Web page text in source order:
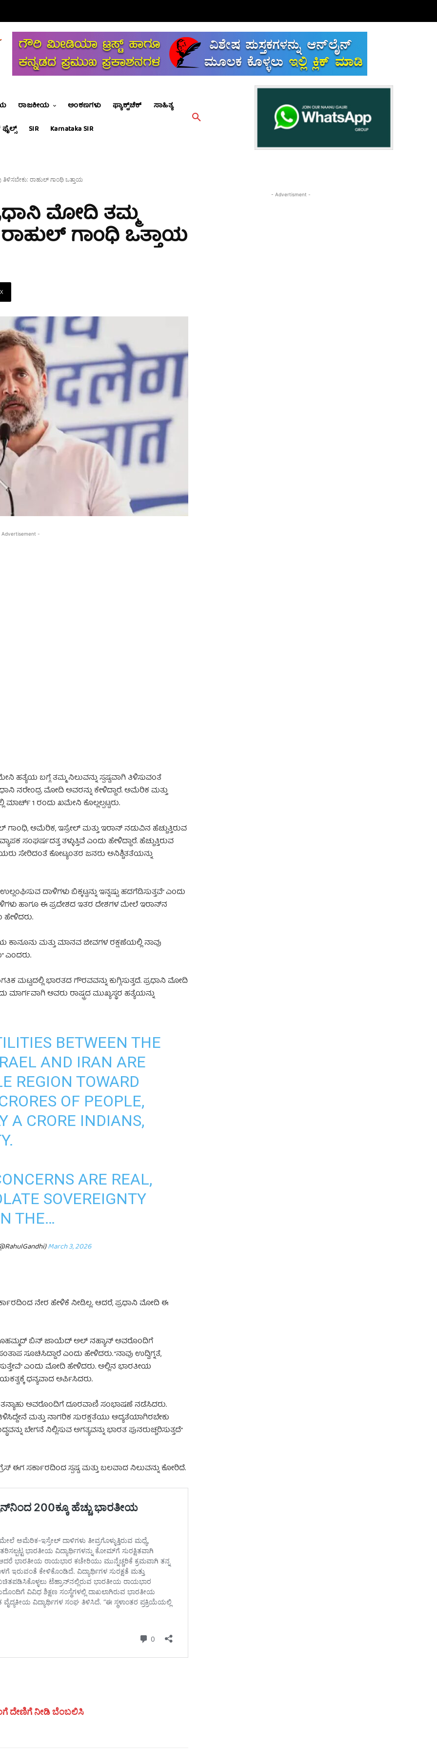
ರಾಜಕೀಯ ಅಂಕಣಗಳು ಫ್ಯಾಕ್ಟ್‌ಚೆಕ್
ಸಾಹಿತ್ಯ
SIR Karnataka SIR
ತಿಳಿಸಬೇಕು: ರಾಹುಲ್ ಗಾಂಧಿ ಒತ್ತಾಯ
ಮೋದಿ ತಮ್ಮ
ಗಾಂಧಿ ಒತ್ತಾಯ
X
-
ಬಗ್ಗೆ ತಮ್ಮ ನಿಲುವನ್ನು ಸ್ಪಷ್ಟವಾಗಿ ತಿಳಿಸುವಂತೆ
ನರೇಂದ್ರ ಮೋದಿ ಅವರನ್ನು ಕೇಳಿದ್ದಾರೆ. ಅಮೆರಿಕ ಮತ್ತು
1 ರಂದು ಖಮೇನಿ ಕೊಲ್ಲಲ್ಪಟ್ಟರು.
ಅಮೆರಿಕ, ಇಸ್ರೇಲ್ ಮತ್ತು ಇರಾನ್ ನಡುವಿನ ಹೆಚ್ಚುತ್ತಿರುವ
ಸಂಘರ್ಷದತ್ತ ತಳ್ಳುತ್ತಿವೆ ಎಂದು ಹೇಳಿದ್ದಾರೆ. ಹೆಚ್ಚುತ್ತಿರುವ
ಸೇರಿದಂತೆ ಕೋಟ್ಯಂತರ ಜನರು ಅನಿಶ್ಚಿತತೆಯನ್ನು
ದಾಳಿಗಳು ಬಿಕ್ಕಟ್ಟನ್ನು ಇನ್ನಷ್ಟು ಹದಗೆಡಿಸುತ್ತವೆ” ಎಂದು
ಹಾಗೂ ಈ ಪ್ರದೇಶದ ಇತರ ದೇಶಗಳ ಮೇಲೆ ಇರಾನ್‌ನ
ಹೇಳಿದರು.
ಕಾನೂನು ಮತ್ತು ಮಾನವ ಜೀವಗಳ ರಕ್ಷಣೆಯಲ್ಲಿ ನಾವು
ಎಂದರು.
ಮಟ್ಟದಲ್ಲಿ ಭಾರತದ ಗೌರವವನ್ನು ಕುಗ್ಗಿಸುತ್ತದೆ. ಪ್ರಧಾನಿ ಮೋದಿ
ಮಾರ್ಗವಾಗಿ ಅವರು ರಾಷ್ಟ್ರದ ಮುಖ್ಯಸ್ಥರ ಹತ್ಯೆಯನ್ನು
BETWEEN THE
AND IRAN ARE
REGION TOWARD
OF PEOPLE,
A CRORE INDIANS,
ARE REAL,
SOVEREIGNTY
THE…
March 3, 2026
ನೇರ ಹೇಳಿಕೆ ನೀಡಿಲ್ಲ. ಆದರೆ, ಪ್ರಧಾನಿ ಮೋದಿ ಈ
ಬಿನ್ ಜಾಯೆದ್ ಅಲ್ ನಹ್ಯಾನ್ ಅವರೊಂದಿಗೆ
ಸೂಚಿಸಿದ್ದಾರೆ ಎಂದು ಹೇಳಿದರು. “ನಾವು ಉದ್ವಿಗ್ನತೆ,
ಎಂದು ಮೋದಿ ಹೇಳಿದರು. ಅಲ್ಲಿನ ಭಾರತೀಯ
ಧನ್ಯವಾದ ಅರ್ಪಿಸಿದರು.
ಅವರೊಂದಿಗೆ ದೂರವಾಣಿ ಸಂಭಾಷಣೆ ನಡೆಸಿದರು.
ಮತ್ತು ನಾಗರಿಕ ಸುರಕ್ಷತೆಯು ಆದ್ಯತೆಯಾಗಿರಬೇಕು
ಬೇಗನೆ ನಿಲ್ಲಿಸುವ ಅಗತ್ಯವನ್ನು ಭಾರತ ಪುನರುಚ್ಚರಿಸುತ್ತದೆ”
ಈಗ ಸರ್ಕಾರದಿಂದ ಸ್ಪಷ್ಟ ಮತ್ತು ಬಲವಾದ ನಿಲುವನ್ನು ಕೋರಿದೆ.
ದೇಣಿಗೆ ನೀಡಿ ಬೆಂಬಲಿಸಿ
- Advertisment -